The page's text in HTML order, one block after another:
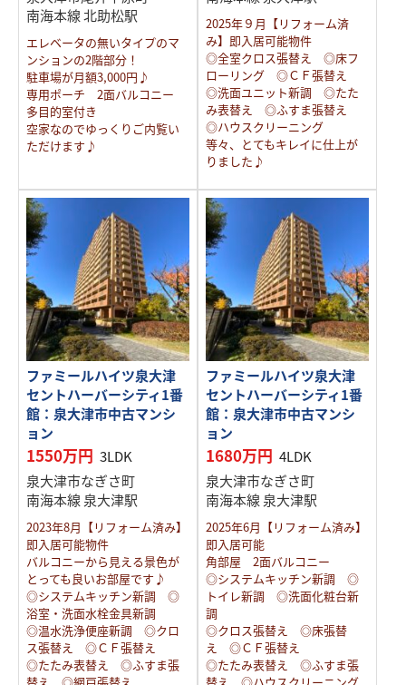
南海本線 北助松駅
エレベータの無いタイプのマ
ンションの2階部分！
駐車場が月額3,000円♪
専用ポーチ 2面バルコニー
多目的室付き
空家なのでゆっくりご内覧い
ただけます♪
2025年９月【リフォーム済
み】即入居可能物件
◎全室クロス張替え ◎床フ
ローリング ◎ＣＦ張替え
◎洗面ユニット新調 ◎たた
み表替え ◎ふすま張替え
◎ハウスクリーニング
等々、とてもキレイに仕上が
りました♪
ファミールハイツ泉大津
セントハーバーシティ1番
館：泉大津市中古マンシ
ョン
1550万円 3LDK
泉大津市なぎさ町
南海本線 泉大津駅
2023年8月【リフォーム済み】
即入居可能物件
バルコニーから見える景色が
とっても良いお部屋です♪
◎システムキッチン新調 ◎
浴室・洗面水栓金具新調
◎温水洗浄便座新調 ◎クロ
ス張替え ◎ＣＦ張替え
◎たたみ表替え ◎ふすま張
ファミールハイツ泉大津
セントハーバーシティ1番
館：泉大津市中古マンシ
ョン
1680万円 4LDK
泉大津市なぎさ町
南海本線 泉大津駅
2025年6月【リフォーム済み】
即入居可能
角部屋 2面バルコニー
◎システムキッチン新調 ◎
トイレ新調 ◎洗面化粧台新
調
◎クロス張替え ◎床張替
え ◎ＣＦ張替え
◎たたみ表替え ◎ふすま張